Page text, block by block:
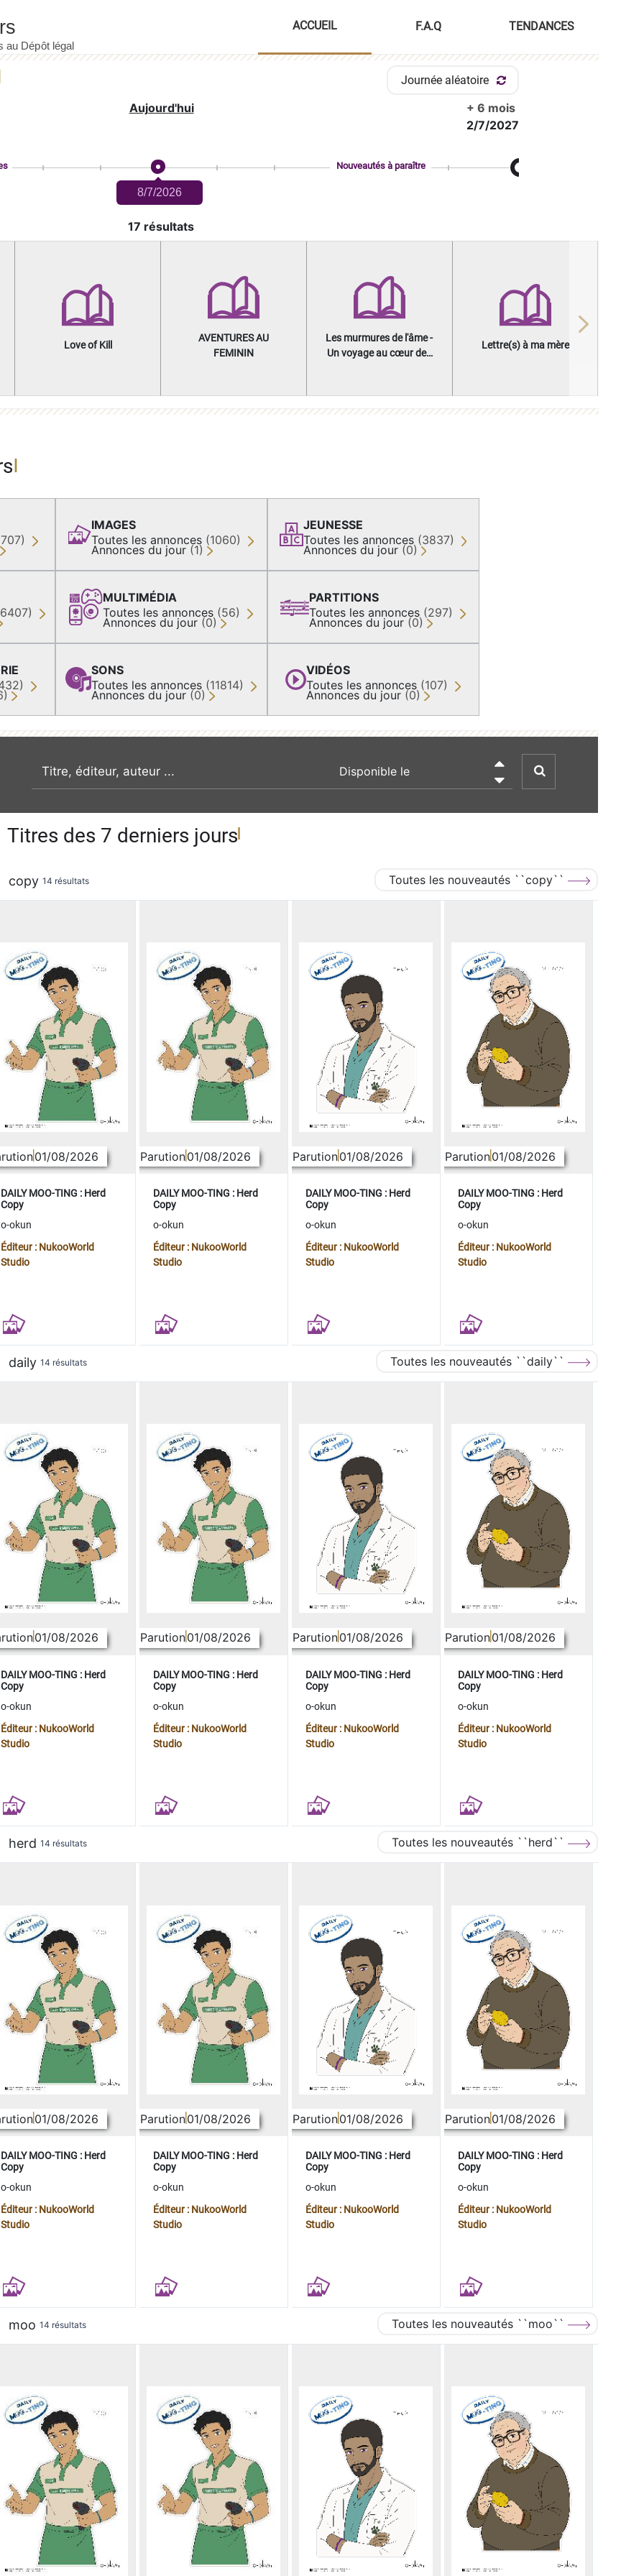
ACCUEIL F.A.Q TENDANCES
Journée aléatoire
Aujourd'hui
+ 6 mois
2/7/2027
8/7/2026
Nouveautés à paraître
17 résultats
Love of Kill
AVENTURES AU
FEMININ
Les murmures de l'âme -
Un voyage au cœur des
Lettre(s) à ma mère
Next
IMAGES
Toutes les annonces (1060)
Annonces du jour (1)
MULTIMÉDIA
Toutes les annonces (56)
Annonces du jour (0)
SONS
Toutes les annonces (11814)
Annonces du jour (0)
JEUNESSE
Toutes les annonces (3837)
Annonces du jour (0)
PARTITIONS
Toutes les annonces (297)
Annonces du jour (0)
VIDÉOS
Toutes les annonces (107)
Annonces du jour (0)
recherche par mot clé

Titres des 7 derniers jours
copy 14 résultats Toutes les nouveautés ``copy``
01/08/2026
DAILY MOO-TING : Herd
Copy
o-okun
Éditeur : NukooWorld
Studio
Parution01/08/2026
DAILY MOO-TING : Herd
Copy
o-okun
Éditeur : NukooWorld
Studio
Parution01/08/2026
DAILY MOO-TING : Herd
Copy
o-okun
Éditeur : NukooWorld
Studio
Parution01/08/2026
DAILY MOO-TING : Herd
Copy
o-okun
Éditeur : NukooWorld
Studio
daily 14 résultats Toutes les nouveautés ``daily``
01/08/2026
DAILY MOO-TING : Herd
Copy
o-okun
Éditeur : NukooWorld
Studio
Parution01/08/2026
DAILY MOO-TING : Herd
Copy
o-okun
Éditeur : NukooWorld
Studio
Parution01/08/2026
DAILY MOO-TING : Herd
Copy
o-okun
Éditeur : NukooWorld
Studio
Parution01/08/2026
DAILY MOO-TING : Herd
Copy
o-okun
Éditeur : NukooWorld
Studio
herd 14 résultats Toutes les nouveautés ``herd``
01/08/2026
DAILY MOO-TING : Herd
Copy
o-okun
Éditeur : NukooWorld
Studio
Parution01/08/2026
DAILY MOO-TING : Herd
Copy
o-okun
Éditeur : NukooWorld
Studio
Parution01/08/2026
DAILY MOO-TING : Herd
Copy
o-okun
Éditeur : NukooWorld
Studio
Parution01/08/2026
DAILY MOO-TING : Herd
Copy
o-okun
Éditeur : NukooWorld
Studio
moo 14 résultats Toutes les nouveautés ``moo``